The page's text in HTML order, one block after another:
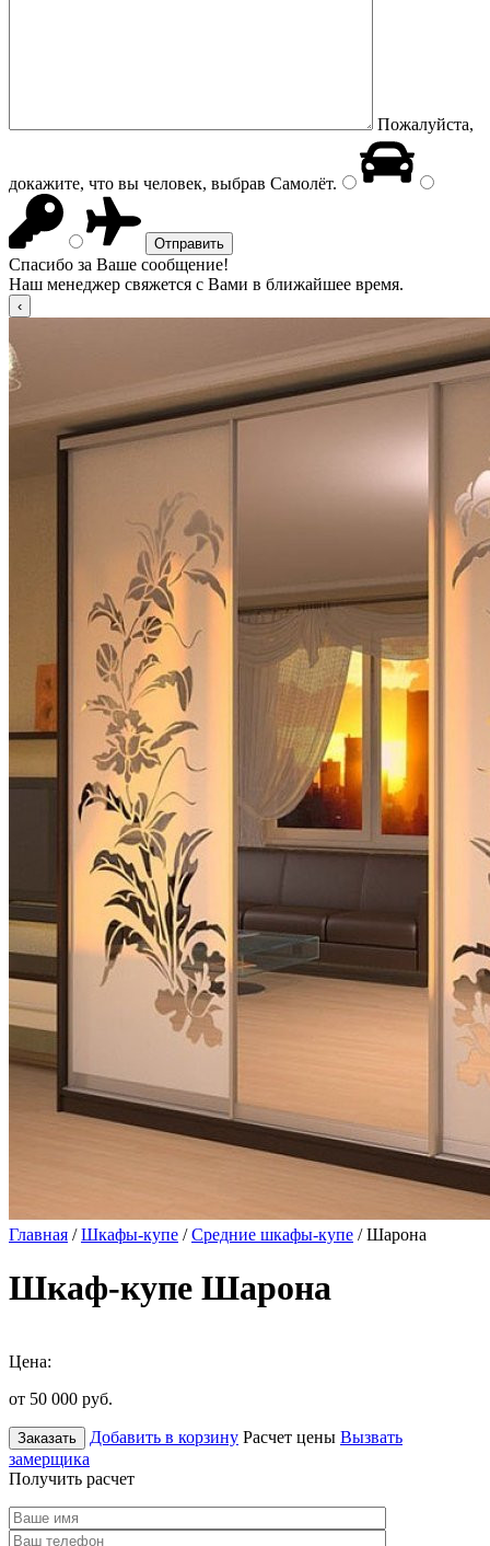
Пожалуйста,
докажите, что вы человек, выбрав Самолёт.
Спасибо за Ваше сообщение!
Наш менеджер свяжется с Вами в ближайшее время.
Главная /Шкафы-купе /Средние шкафы-купе / Шарона
Шкаф-купе Шарона
Цена:
от 50 000 руб.
Заказать Добавить в корзину Расчет цены Вызвать
замерщика
Получить расчет